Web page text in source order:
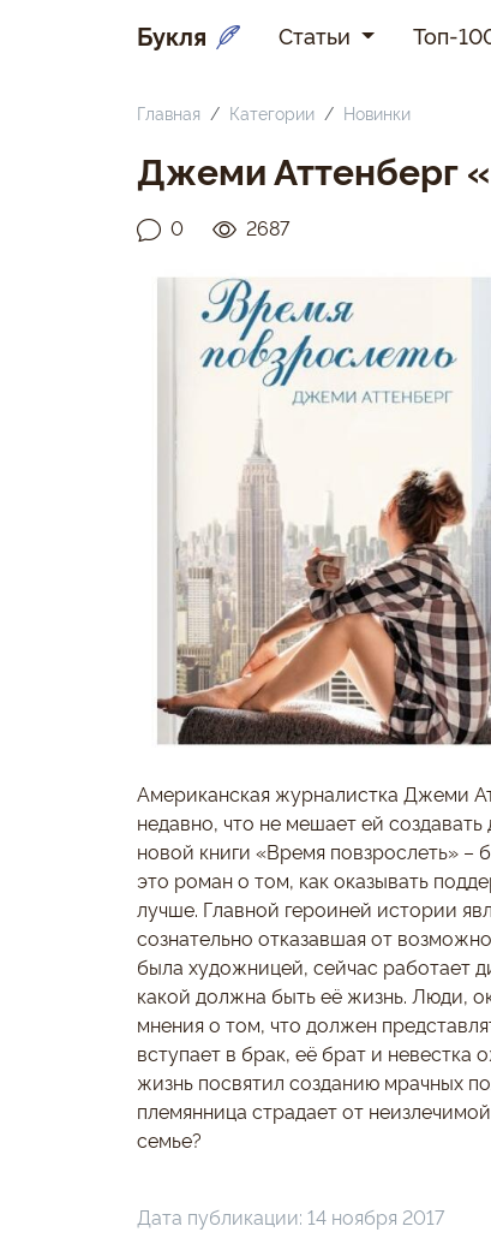
Букля Статьи Топ-
Главная Категории Новинки
Джеми Аттенберг
0 2687
Американская журналистка Джеми
недавно, что не мешает ей
новой книги «Время повзрослеть» –
это роман о том, как оказывать
лучше. Главной героиней истории
сознательно отказавшая от
была художницей, сейчас работает
какой должна быть её жизнь. Люди,
мнения о том, что должен
вступает в брак, её брат и
жизнь посвятил созданию мрачных
племянница страдает от
семье?
Дата публикации: 14 ноября 2017